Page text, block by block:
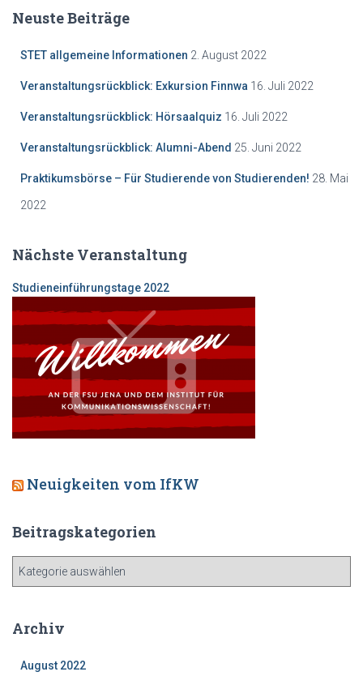
Neuste Beiträge
STET allgemeine Informationen 2. August 2022
Veranstaltungsrückblick: Exkursion Finnwa 16. Juli 2022
Veranstaltungsrückblick: Hörsaalquiz 16. Juli 2022
Veranstaltungsrückblick: Alumni-Abend 25. Juni 2022
Praktikumsbörse – Für Studierende von Studierenden! 28. Mai
2022
Nächste Veranstaltung
Studieneinführungstage 2022
Neuigkeiten vom IfKW
Beitragskategorien
Archiv
August 2022